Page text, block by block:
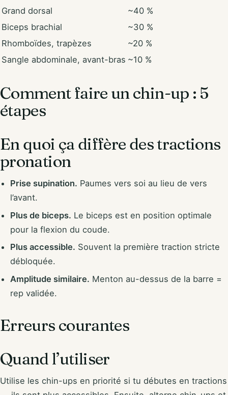
Grand dorsal
~40 %
Biceps brachial
~30 %
Rhomboïdes, trapèzes
~20 %
Sangle abdominale, avant-bras ~10 %
Comment faire un chin-up : 5
étapes
En quoi ça diffère des tractions
pronation
Prise supination. Paumes vers soi au lieu de vers
l’avant.
Plus de biceps. Le biceps est en position optimale
pour la flexion du coude.
Plus accessible. Souvent la première traction stricte
débloquée.
Amplitude similaire. Menton au-dessus de la barre =
rep validée.
Erreurs courantes
Quand l’utiliser
Utilise les chin-ups en priorité si tu débutes en tractions